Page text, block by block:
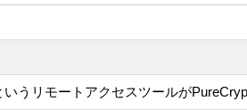
うリモートアクセスツールが